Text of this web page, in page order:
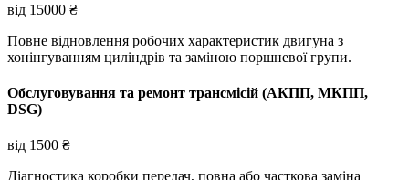
від 15000 ₴
Повне відновлення робочих характеристик двигуна з
хонінгуванням циліндрів та заміною поршневої групи.
Обслуговування та ремонт трансмісій (АКПП, МКПП,
DSG)
від 1500 ₴
Діагностика коробки передач, повна або часткова заміна